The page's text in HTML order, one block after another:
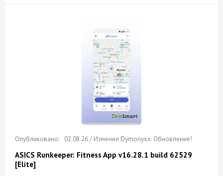
02.08.26 / Изменил Dymonyxx: Обновление!
ASICS Runkeeper: Fitness App v16.28.1 build 62529
[Elite]